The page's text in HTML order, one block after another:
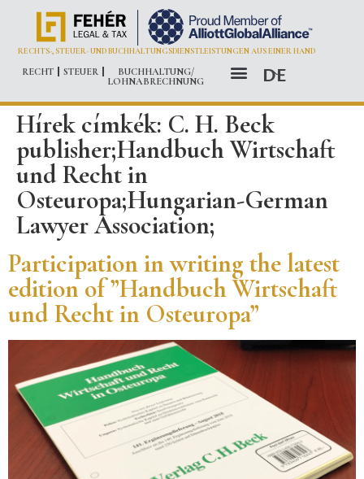
RECHTS-, STEUER- UND BUCHHALTUNGSDIENSTLEISTUNGEN AUS EINER HAND
RECHT STEUER
BUCHHALTUNG/
LOHNABRECHNUNG
DE
Hírek címkék: C. H. Beck
publisher;Handbuch Wirtschaft
und Recht in
Osteuropa;Hungarian-German
Lawyer Association;
Participation in writing the latest
edition of ”Handbuch Wirtschaft
und Recht in Osteuropa”